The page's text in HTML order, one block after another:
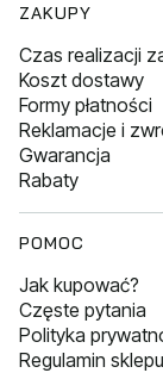
ZAKUPY
Czas realizacji
Koszt dostawy
Formy płatności
Reklamacje i
Gwarancja
Rabaty
POMOC
Jak kupować?
Częste pytania
Polityka
Regulamin sklepu